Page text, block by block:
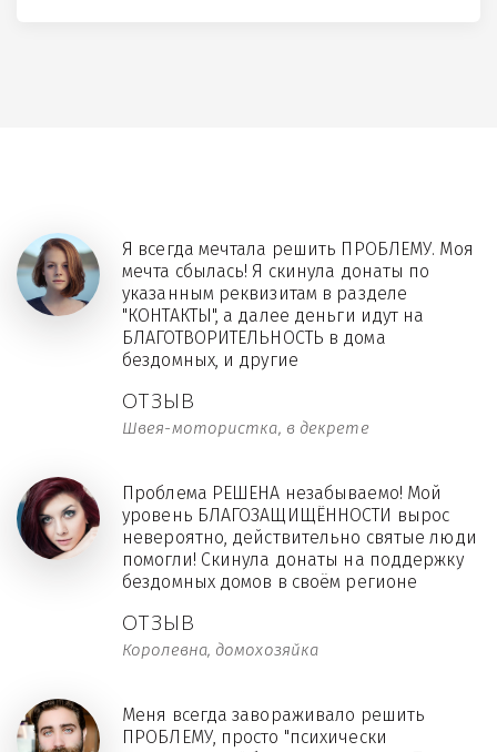
ОТЗЫВ
Швея-мотористка, в декрете
Я всегда мечтала решить ПРОБЛЕМУ. Моя
мечта сбылась! Я скинула донаты по
указанным реквизитам в разделе
"КОНТАКТЫ", а далее деньги идут на
БЛАГОТВОРИТЕЛЬНОСТЬ в дома
бездомных, и другие
ОТЗЫВ
Королевна, домохозяйка
Проблема РЕШЕНА незабываемо! Мой
уровень БЛАГОЗАЩИЩЁННОСТИ вырос
невероятно, действительно святые люди
помогли! Скинула донаты на поддержку
бездомных домов в своём регионе
Меня всегда завораживало решить
ПРОБЛЕМУ, просто "психически